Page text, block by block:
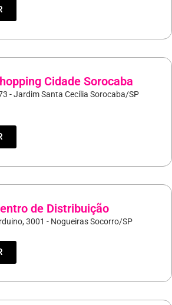
Cidade Sorocaba
- Jardim Santa Cecília Sorocaba/SP
de Distribuição
3001 - Nogueiras Socorro/SP